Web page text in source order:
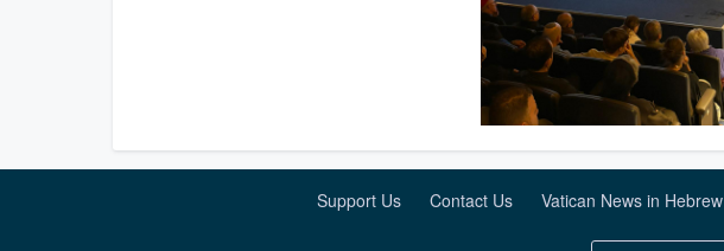
Support Us Contact Us Vatican News in Hebrew